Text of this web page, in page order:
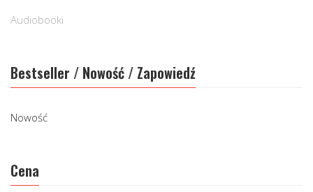
Audiobooki
Bestseller / Nowość / Zapowiedź
Nowość
Cena